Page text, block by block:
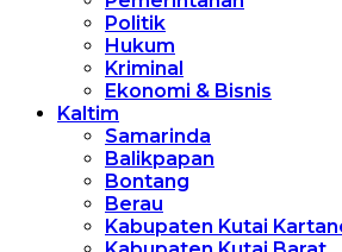
Politik
Hukum
Kriminal
Ekonomi & Bisnis
Kaltim
Samarinda
Balikpapan
Bontang
Berau
Kabupaten Kutai